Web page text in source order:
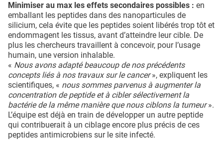
Minimiser au max les effets secondaires possibles : en
emballant les peptides dans des nanoparticules de
silicium, cela évite que les peptides soient libérés trop tôt et
endommagent les tissus, avant d’atteindre leur cible. De
plus les chercheurs travaillent à concevoir, pour l’usage
humain, une version inhalable.
« Nous avons adapté beaucoup de nos précédents
concepts liés à nos travaux sur le cancer», expliquent les
scientifiques, « nous sommes parvenus à augmenter la
concentration de peptide et à cibler sélectivement la
bactérie de la même manière que nous ciblons la tumeur».
L’équipe est déjà en train de développer un autre peptide
qui contribuerait à un ciblage encore plus précis de ces
peptides antimicrobiens sur le site infecté.